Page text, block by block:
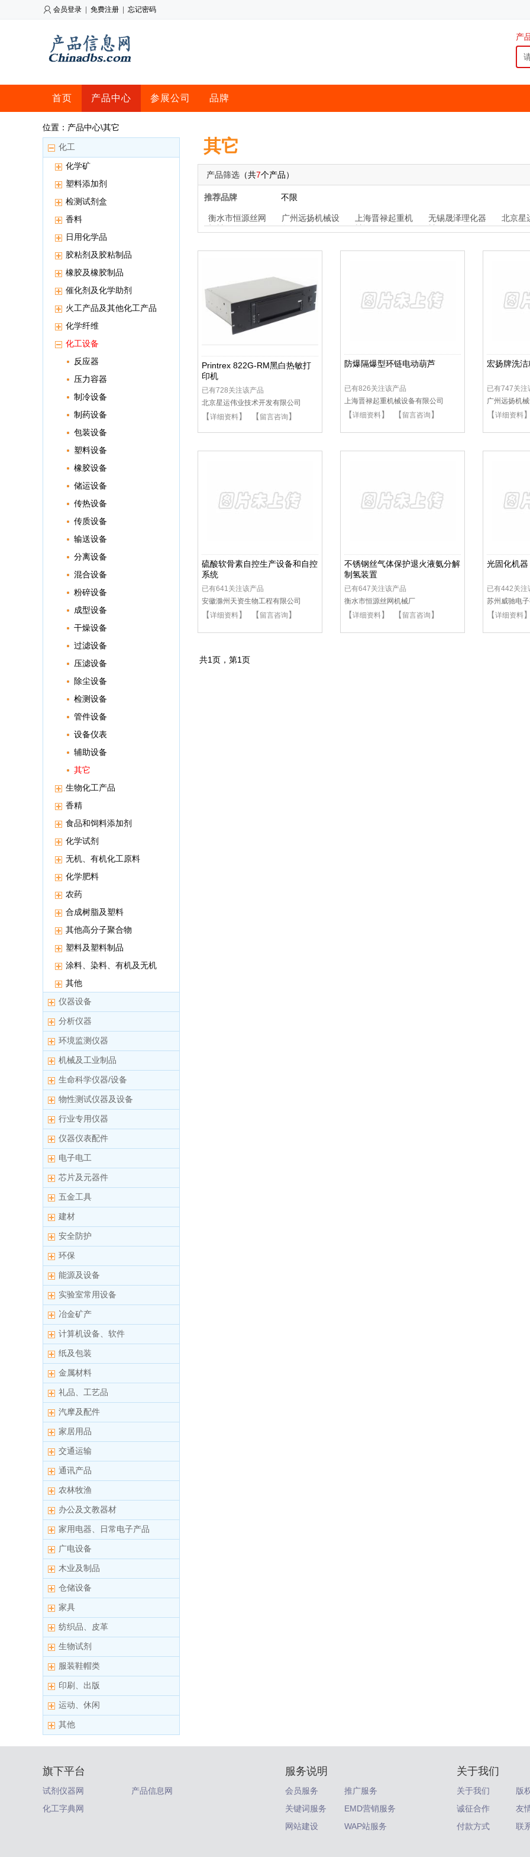
会员登录 免费注册 忘记密码
产
首页 产品中心 参展公司 品牌
位置：产品中心\其它
化工
化学矿
塑料添加剂
检测试剂盒
香料
日用化学品
胶粘剂及胶粘制品
橡胶及橡胶制品
催化剂及化学助剂
火工产品及其他化工产品
化学纤维
化工设备
反应器
压力容器
制冷设备
制药设备
包装设备
塑料设备
橡胶设备
储运设备
传热设备
传质设备
输送设备
分离设备
混合设备
粉碎设备
成型设备
干燥设备
过滤设备
压滤设备
除尘设备
检测设备
管件设备
设备仪表
辅助设备
其它
生物化工产品
香精
食品和饲料添加剂
化学试剂
无机、有机化工原料
化学肥料
农药
合成树脂及塑料
其他高分子聚合物
塑料及塑料制品
涂料、染料、有机及无机
颜料其他
仪器设备
分析仪器
环境监测仪器
机械及工业制品
生命科学仪器/设备
物性测试仪器及设备
行业专用仪器
仪器仪表配件
电子电工
芯片及元器件
五金工具
建材
安全防护
环保
能源及设备
实验室常用设备
冶金矿产
计算机设备、软件
纸及包装
金属材料
礼品、工艺品
汽摩及配件
家居用品
交通运输
通讯产品
农林牧渔
办公及文教器材
家用电器、日常电子产品
广电设备
木业及制品
仓储设备
家具
纺织品、皮革
生物试剂
服装鞋帽类
印刷、出版
运动、休闲
其他
其它
产品筛选 （共7个产品）
推荐品牌 不限
衡水市恒源丝网
机械厂
广州远扬机械设
备
上海晋禄起重机
械设备
无锡晟泽理化器
械
北京星
Printrex 822G-RM黑白热敏打
印机
已有728关注该产品
北京星运伟业技术开发有限公司
【详细资料】 【 留言咨询 】
防爆隔爆型环链电动葫芦
已有826关注该产品
上海晋禄起重机械设备有限公司
【详细资料】 【 留言咨询 】
宏扬牌洗
已有747关注
广州远扬机
【详细资料
硫酸软骨素自控生产设备和自控
系统
已有641关注该产品
安徽滁州天资生物工程有限公司
【详细资料】 【 留言咨询 】
不锈钢丝气体保护退火液氨分解
制氢装置
已有647关注该产品
衡水市恒源丝网机械厂
【详细资料】 【 留言咨询 】
光固化机器
已有442关注
苏州威驰电
【详细资料
共1页，第1页
旗下平台
试剂仪器网
产品信息网
化工字典网
服务说明
会员服务
推广服务
关键词服务
EMD营销服务
网站建设
WAP站服务
关于我们
关于我们
版
诚征合作
友
付款方式
联